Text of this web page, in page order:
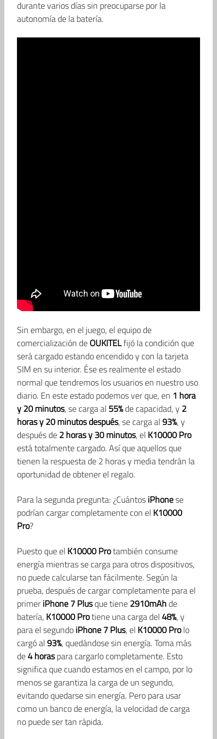
durante varios días sin preocuparse por la
autonomía de la batería.
Sin embargo, en el juego, el equipo de
comercialización deOUKITELfijó la condición que
será cargado estando encendido y con la tarjeta
SIM en su interior. Ése es realmente el estado
normal que tendremos los usuarios en nuestro uso
diario. En este estado podemos ver que, en 1 hora
y 20 minutos, se carga al 55%de capacidad, y 2
horas y 20 minutos después, se carga al93%, y
después de2 horas y 30 minutos, el K10000 Pro
está totalmente cargado. Así que aquellos que
tienen la respuesta de 2 horas y media tendrán la
oportunidad de obtener el regalo.
Para la segunda pregunta: ¿CuántosiPhonese
podrían cargar completamente con el K10000
Pro?
Puesto que el K10000 Protambién consume
energía mientras se carga para otros dispositivos,
no puede calcularse tan fácilmente. Según la
prueba, después de cargar completamente para el
primeriPhone 7 Plusque tiene2910mAh de
batería, K10000 Protiene una carga del48%, y
para el segundoiPhone 7 Plus, el K10000 Prolo
cargó al93%, quedándose sin energía. Toma más
de4 horaspara cargarlo completamente. Esto
significa que cuando estamos en el campo, por lo
menos se garantiza la carga de un segundo,
evitando quedarse sin energía. Pero para usar
como un banco de energía, la velocidad de carga
no puede ser tan rápida.